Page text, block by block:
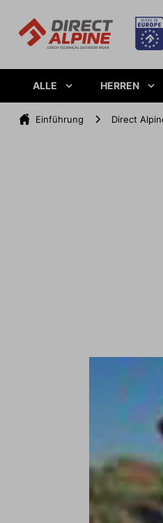
ALLE HERREN
Einführung Direct